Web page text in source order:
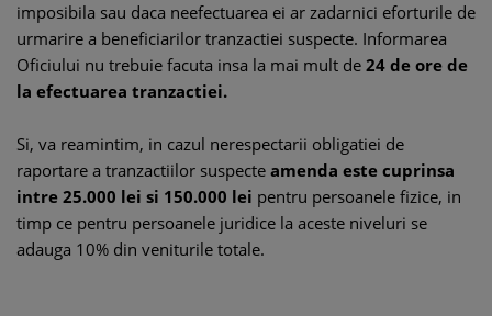
imposibila sau daca neefectuarea ei ar zadarnici eforturile de
urmarire a beneficiarilor tranzactiei suspecte. Informarea
Oficiului nu trebuie facuta insa la mai mult de 24 de ore de
la efectuarea tranzactiei.
Si, va reamintim, in cazul nerespectarii obligatiei de
raportare a tranzactiilor suspecte amenda este cuprinsa
intre 25.000 lei si 150.000 lei pentru persoanele fizice, in
timp ce pentru persoanele juridice la aceste niveluri se
adauga 10% din veniturile totale.